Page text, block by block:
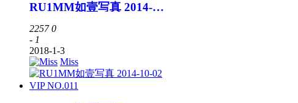
RU1MM如壹写真 2014-10-03 NO.207
22570
- 1
2018-1-3
Miss